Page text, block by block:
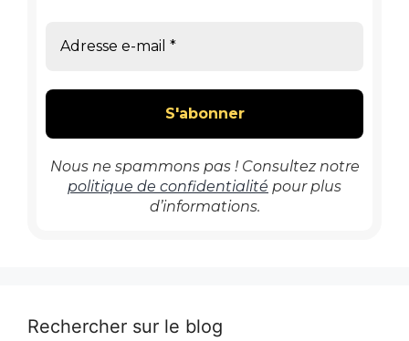
Nous ne spammons pas ! Consultez notre
politique de confidentialité pour plus
d’informations.
Rechercher sur le blog